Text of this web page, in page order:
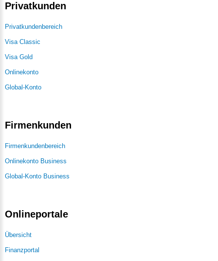
Privatkunden
Privatkundenbereich
Visa Classic
Visa Gold
Onlinekonto
Global-Konto
Firmenkunden
Firmenkundenbereich
Onlinekonto Business
Global-Konto Business
Onlineportale
Übersicht
Finanzportal